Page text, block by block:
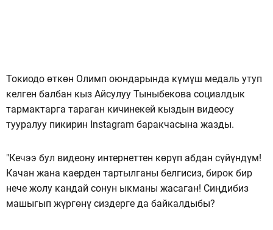
Токиодо өткөн Олимп оюндарында күмүш медаль утуп
келген балбан кыз Айсулуу Тыныбекова социалдык
тармактарга тараган кичинекей кыздын видеосу
тууралуу пикирин Instagram баракчасына жазды.
"Кечээ бул видеону интернеттен көрүп абдан сүйүндүм!
Качан жана каерден тартылганы белгисиз, бирок бир
нече жолу кандай сонун ыкманы жасаган! Сиңдибиз
машыгып жүргөнү сиздерге да байкалдыбы?